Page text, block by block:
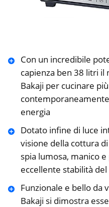
Con un incredibile
capienza ben 38 litri
Bakaji per cucinare
energia
Dotato infine di luce
visione della cottura
spia lumosa, manico
eccellente stabilità
Funzionale e bello
Bakaji si dimostra